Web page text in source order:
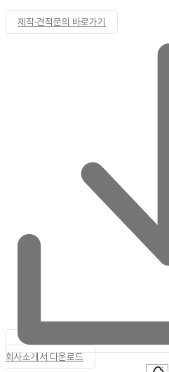
제작·견적문의 바로가기
회사소개서 다운로드